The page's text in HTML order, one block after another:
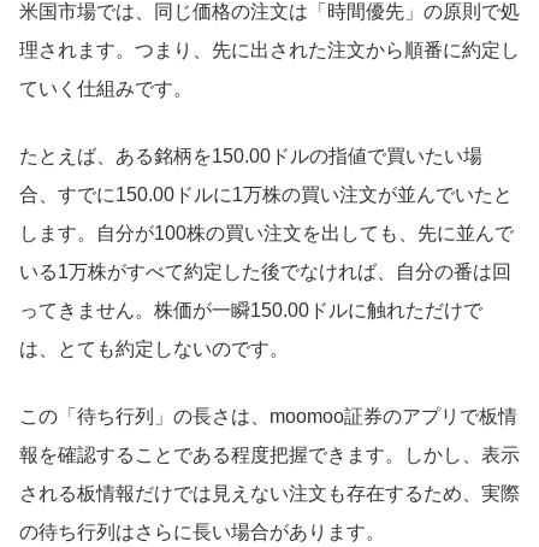
米国市場では、同じ価格の注文は「時間優先」の原則で処
理されます。つまり、先に出された注文から順番に約定し
ていく仕組みです。
たとえば、ある銘柄を150.00ドルの指値で買いたい場
合、すでに150.00ドルに1万株の買い注文が並んでいたと
します。自分が100株の買い注文を出しても、先に並んで
いる1万株がすべて約定した後でなければ、自分の番は回
ってきません。株価が一瞬150.00ドルに触れただけで
は、とても約定しないのです。
この「待ち行列」の長さは、moomoo証券のアプリで板情
報を確認することである程度把握できます。しかし、表示
される板情報だけでは見えない注文も存在するため、実際
の待ち行列はさらに長い場合があります。